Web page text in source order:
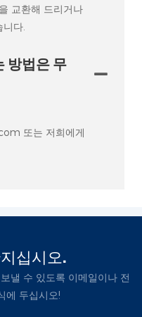
교환해 드리거나
니다.
방법은 무
또는 저희에게
십시오.
낼 수 있도록 이메일이나 전
에 두십시오!